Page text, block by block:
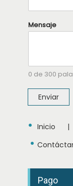
*
*
a
j
Mensaje
0 de 300
Enviar
• Inicio
•
Pago